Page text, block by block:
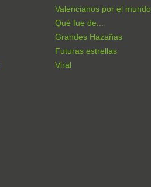
Valencianos por el mundo
Qué fue de...
Grandes Hazañas
Futuras estrellas
Viral